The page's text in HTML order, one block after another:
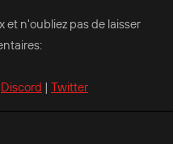
et n'oubliez pas de laisser
Discord | Twitter